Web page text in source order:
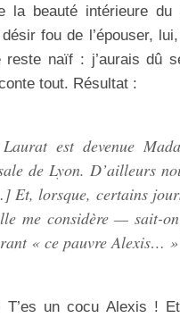
la beauté intérieure
fou de l’épouser,
reste naïf : j’aurais dû
tout. Résultat :
est devenue
de Lyon. D’ailleurs
lorsque, certains
me considère — sait-
« ce pauvre Alexis…
T’es un cocu Alexis !